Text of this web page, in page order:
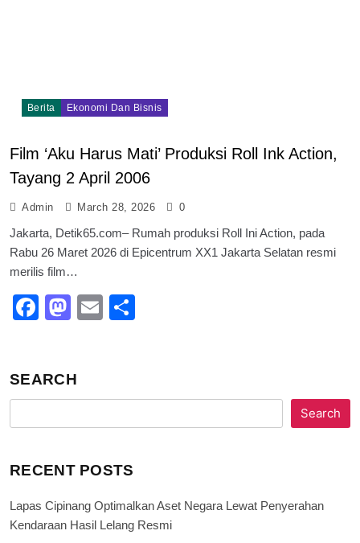
Berita Ekonomi Dan Bisnis
Film ‘Aku Harus Mati’ Produksi Roll Ink Action,
Tayang 2 April 2006
Admin March 28, 2026 0
Jakarta, Detik65.com– Rumah produksi Roll Ini Action, pada
Rabu 26 Maret 2026 di Epicentrum XX1 Jakarta Selatan resmi
merilis film…
Facebook
Mastodon
Email
SEARCH
Search
RECENT POSTS
Lapas Cipinang Optimalkan Aset Negara Lewat Penyerahan
Kendaraan Hasil Lelang Resmi